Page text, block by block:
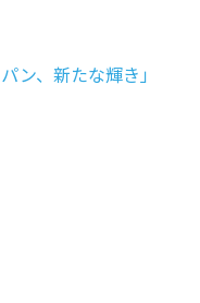
ン、新たな輝き」